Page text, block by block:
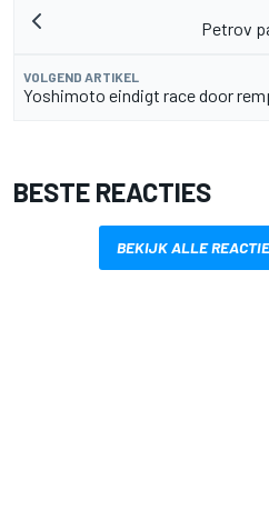
Petrov
VOLGEND ARTIKEL
Yoshimoto eindigt race door
BESTE REACTIES
BEKIJK ALLE